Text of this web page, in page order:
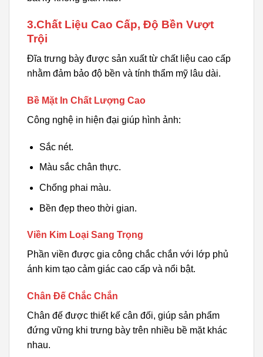
3.Chất Liệu Cao Cấp, Độ Bền Vượt
Trội
Đĩa trưng bày được sản xuất từ chất liệu cao cấp
nhằm đảm bảo độ bền và tính thẩm mỹ lâu dài.
Bề Mặt In Chất Lượng Cao
Công nghệ in hiện đại giúp hình ảnh:
Sắc nét.
Màu sắc chân thực.
Chống phai màu.
Bền đẹp theo thời gian.
Viền Kim Loại Sang Trọng
Phần viền được gia công chắc chắn với lớp phủ
ánh kim tạo cảm giác cao cấp và nổi bật.
Chân Đế Chắc Chắn
Chân đế được thiết kế cân đối, giúp sản phẩm
đứng vững khi trưng bày trên nhiều bề mặt khác
nhau.